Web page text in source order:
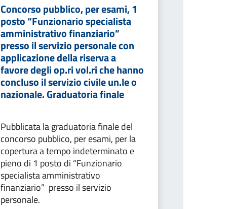
Concorso pubblico, per esami, 1
posto “Funzionario specialista
amministrativo finanziario”
presso il servizio personale con
applicazione della riserva a
favore degli op.ri vol.ri che hanno
concluso il servizio civile un.le o
nazionale. Graduatoria finale
Pubblicata la graduatoria finale del
concorso pubblico, per esami, per la
copertura a tempo indeterminato e
pieno di 1 posto di “Funzionario
specialista amministrativo
finanziario” presso il servizio
personale.